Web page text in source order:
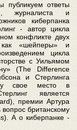
публикуем ответы
журналиста и
киберпанка
- автор цикла
конфликте двух
как «шейперы» и
цикла
с Уильямом
(The Difference
и Стерлинга
свое место в
является
премии Артура
вопрос британскому
А о киберпанке -